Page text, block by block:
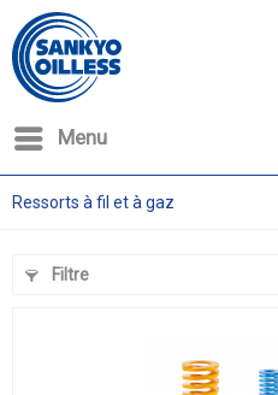
Menu
Ressorts à fil et à gaz
Filtre